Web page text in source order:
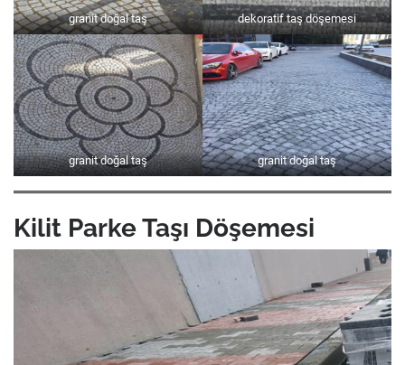
granit doğal taş dekoratif taş döşemesi
granit doğal taş granit doğal taş
Kilit Parke Taşı Döşemesi